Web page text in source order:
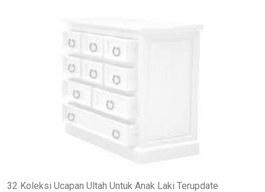
32 Koleksi Ucapan Ultah Untuk Anak Laki Terupdate